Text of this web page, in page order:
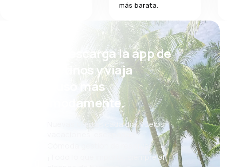
más barata.
¡Eh! Descarga la app de
eDestinos y viaja
incluso más
cómodamente.
Nuevas ofertas cada día: vuelos,
vacaciones, escapadas
Cómoda gestión de reservas
¡Todo lo que importa, siempre al